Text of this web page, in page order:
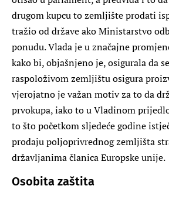
drugom kupcu to zemljište prodati
tražio od države ako Ministarstvo
ponudu. Vlada je u značajne
kako bi, objašnjeno je, osigurala da
raspoloživom zemljištu osigura
vjerojatno je važan motiv za to da
prvokupa, iako to u Vladinom
to što početkom sljedeće godine
prodaju poljoprivrednog zemljišta
državljanima članica Europske unije.
Osobita zaštita